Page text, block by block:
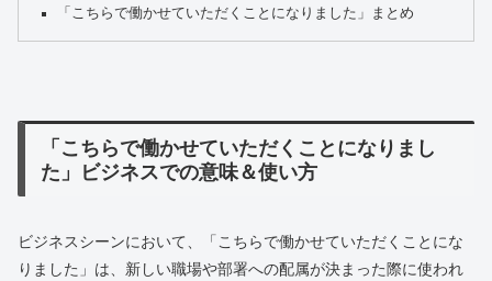
「こちらで働かせていただくことになりました」まとめ
「こちらで働かせていただくことになりまし
た」ビジネスでの意味＆使い方
ビジネスシーンにおいて、「こちらで働かせていただくことにな
りました」は、新しい職場や部署への配属が決まった際に使われ